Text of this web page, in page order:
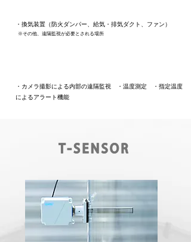
​・換気装置（防火ダンパー、給気・排気ダクト、ファン）
※その他、遠隔監視が必要とされる場所
​・カメラ撮影による内部の遠隔監視 ・温度測定 ・指定温度
によるアラート機能